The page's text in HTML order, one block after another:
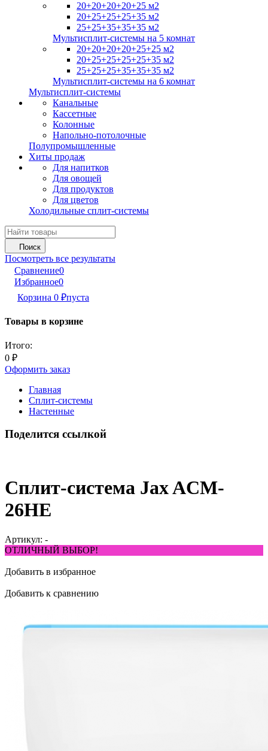
20+20+20+20+25 м2
20+25+25+25+35 м2
25+25+35+35+35 м2
Мультисплит-системы на 5 комнат
20+20+20+20+25+25 м2
20+25+25+25+25+35 м2
25+25+25+35+35+35 м2
Мультисплит-системы на 6 комнат
Мультисплит-системы
Канальные
Кассетные
Колонные
Напольно-потолочные
Полупромышленные
Хиты продаж
Для напитков
Для овощей
Для продуктов
Для цветов
Холодильные сплит-системы
Поиск
Посмотреть все результаты
Сравнение0
Избранное0
Корзина 0 ₽пуста
Товары в корзине
Итого:
0 ₽
Оформить заказ
Главная
Сплит-системы
Настенные
Поделится ссылкой
Сплит-система Jax ACM-
26HE
Артикул: -
ОТЛИЧНЫЙ ВЫБОР!
Добавить в избранное
Добавить к сравнению